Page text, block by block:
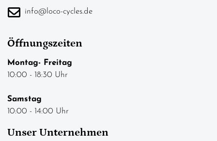
info@loco-cycles.de
Öffnungszeiten
Montag- Freitag
10:00 - 18:30 Uhr
Samstag
10:00 - 14:00 Uhr
Unser Unternehmen